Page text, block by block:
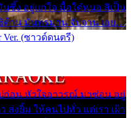
นซึ้ง อยู่แก่ใจ มื้อใด๋หนอ สิเป็น
ด้าน มันทรมาน จับจาน เอย…
Ver. (ซาวด์ดนตรี)
ก่อน หัวใจอาวรณ์ มาซ่อน อยู่
ส่งยิ้ม ให้คนไปทั่ว แต่เรา เฝ้า